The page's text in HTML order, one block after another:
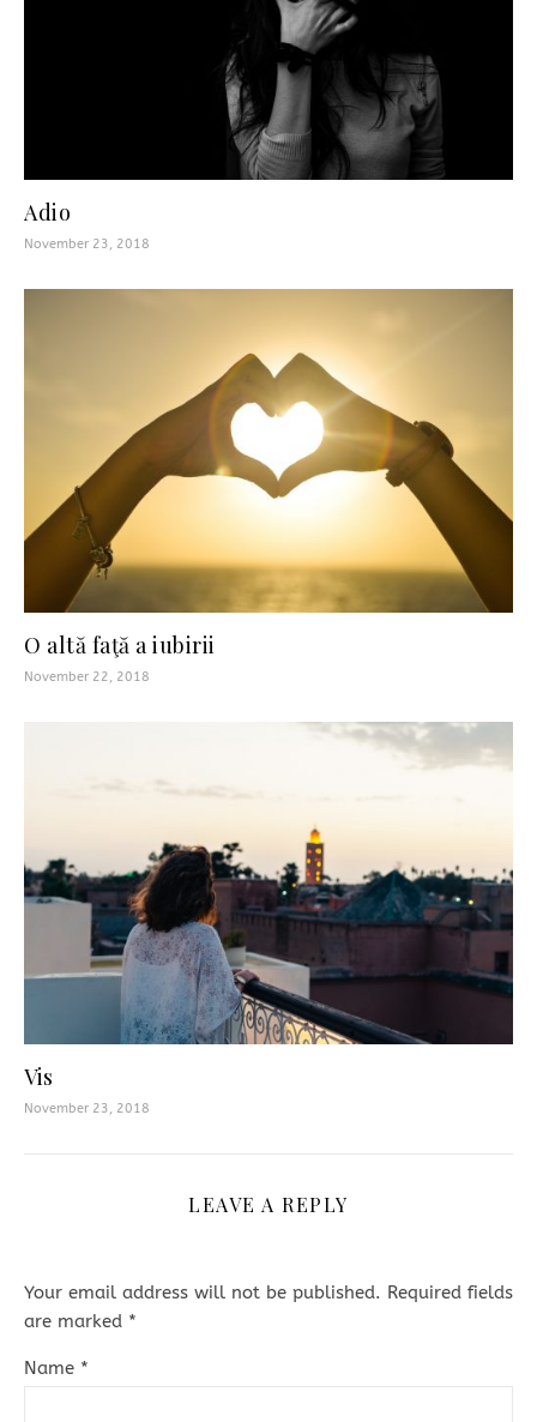
Adio
November 23, 2018
O altă faţă a iubirii
November 22, 2018
Vis
November 23, 2018
LEAVE A REPLY
Your email address will not be published. Required fields
are marked *
Name *